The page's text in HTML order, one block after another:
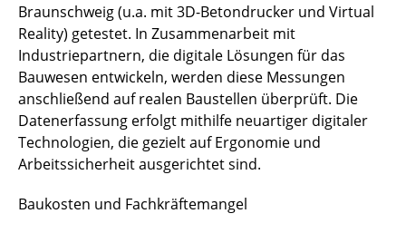
Braunschweig (u.a. mit 3D-Betondrucker und Virtual
Reality) getestet. In Zusammenarbeit mit
Industriepartnern, die digitale Lösungen für das
Bauwesen entwickeln, werden diese Messungen
anschließend auf realen Baustellen überprüft. Die
Datenerfassung erfolgt mithilfe neuartiger digitaler
Technologien, die gezielt auf Ergonomie und
Arbeitssicherheit ausgerichtet sind.
Baukosten und Fachkräftemangel